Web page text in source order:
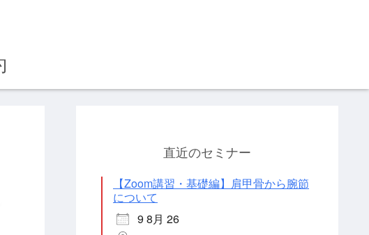
直近のセミナー
【Zoom講習・基礎編】肩甲骨から腕節
について
9 8月 26